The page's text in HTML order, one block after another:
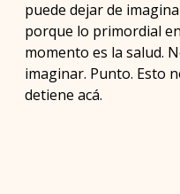
puede dejar de
porque lo primordial
momento es la salud.
imaginar. Punto. Esto
detiene acá.